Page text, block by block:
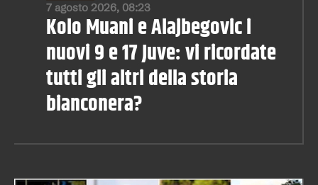
7 agosto 2026, 08:23
Kolo Muani e Alajbegovic i
nuovi 9 e 17 Juve: vi ricordate
tutti gli altri della storia
bianconera?